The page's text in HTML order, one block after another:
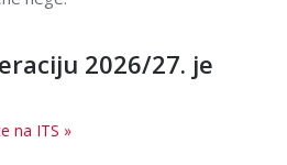
2026/27. je
na ITS »